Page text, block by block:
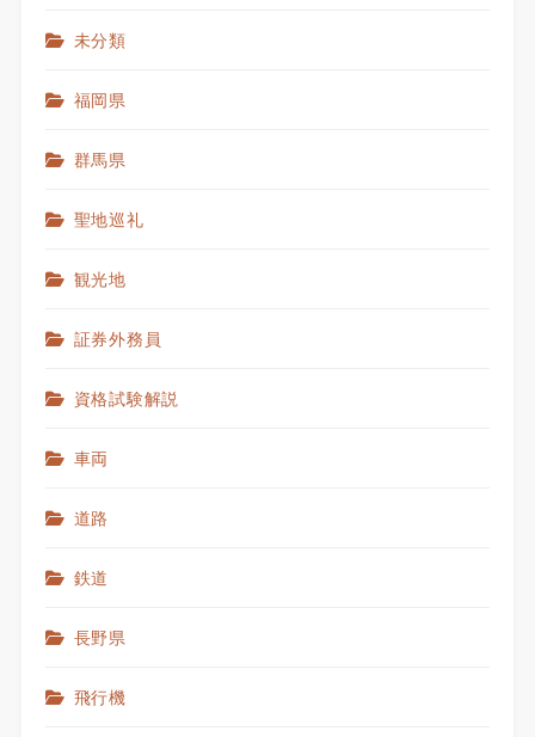
未分類
福岡県
群馬県
聖地巡礼
観光地
証券外務員
資格試験解説
車両
道路
鉄道
長野県
飛行機